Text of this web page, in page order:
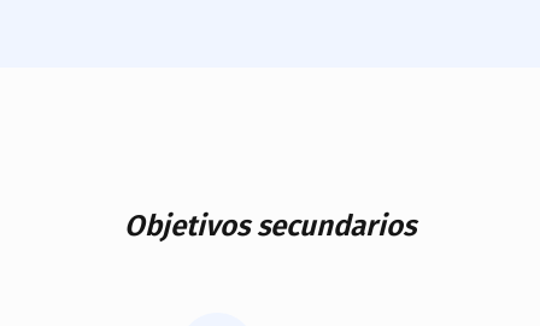
Objetivos secundarios